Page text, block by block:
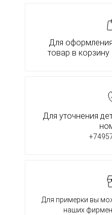
Для
товар в
Для уточнения
Для примерки вы
наших